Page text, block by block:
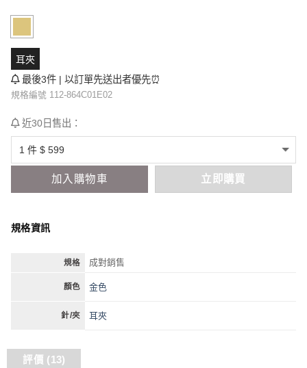
耳夾
最後3件 | 以訂單先送出者優先⏰
規格編號 112-864C01E02
近30日售出：
加入購物車 立即購買
規格資訊
規格 成對銷售
顏色 金色
針/夾 耳夾
評價 (13)